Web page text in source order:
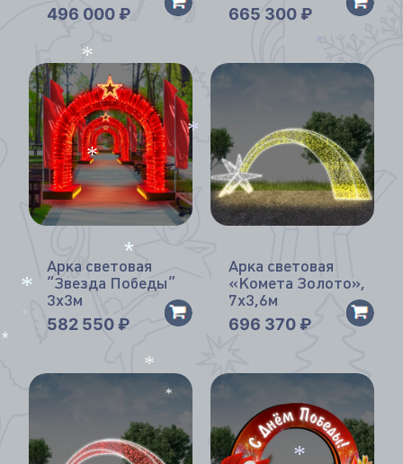
496 000 ₽
665 300 ₽
Арка световая
“Звезда Победы”
3х3м
582 550 ₽
Арка световая
«Комета Золото»,
7х3,6м
696 370 ₽
*
*
*
*
*
*
*